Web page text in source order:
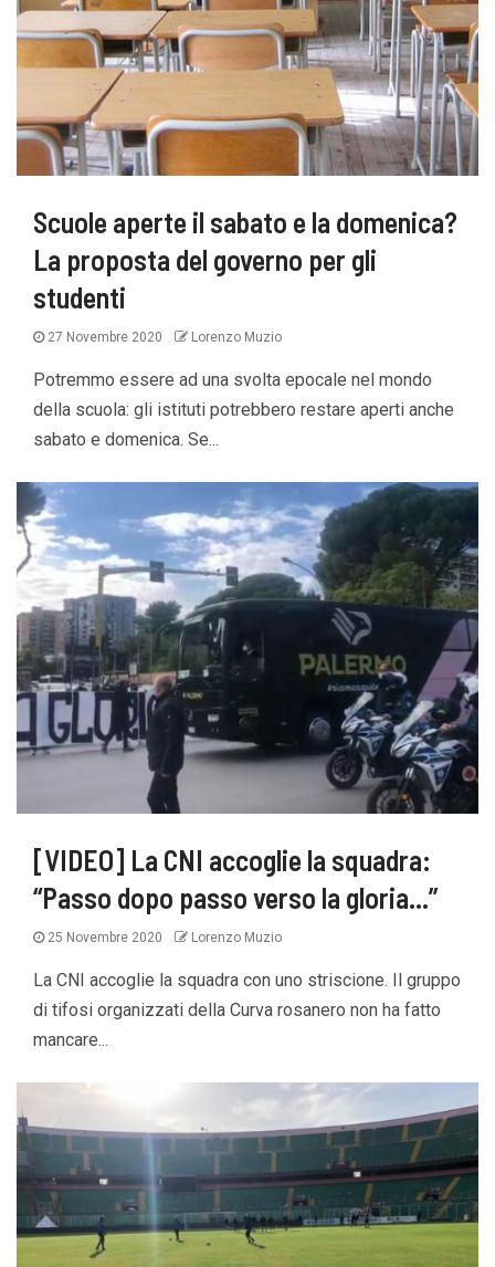
Scuole aperte il sabato e la domenica?
La proposta del governo per gli
studenti
27 Novembre 2020 Lorenzo Muzio
Potremmo essere ad una svolta epocale nel mondo
della scuola: gli istituti potrebbero restare aperti anche
sabato e domenica. Se...
[VIDEO] La CNI accoglie la squadra:
“Passo dopo passo verso la gloria…”
25 Novembre 2020 Lorenzo Muzio
La CNI accoglie la squadra con uno striscione. Il gruppo
di tifosi organizzati della Curva rosanero non ha fatto
mancare...